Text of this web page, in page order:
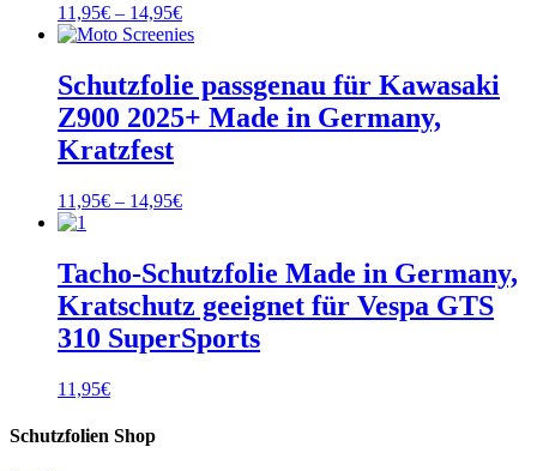
11,95€ – 14,95€Preisspanne:
11,95€
Schutzfolie passgenau für Kawasaki
Z900 2025+ Made in Germany,
Kratzfest
11,95€ – 14,95€Preisspanne:
14,95€
Tacho-Schutzfolie Made in Germany,
Kratschutz geeignet für Vespa GTS
310 SuperSports
11,95€
Schutzfolien Shop